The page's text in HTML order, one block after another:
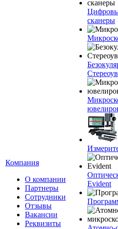
Компания
О компании
Партнеры
Сотрудники
Отзывы
Вакансии
Реквизиты
сканеры
Evident